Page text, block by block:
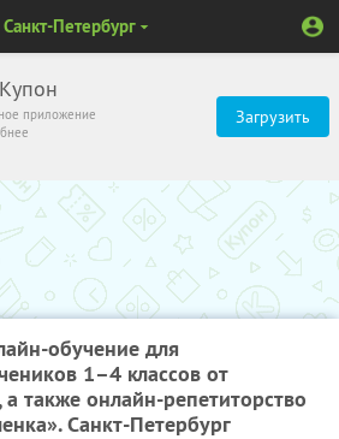
приложение
Загрузить
Санкт-Петербург
обучение для
1–4 классов от
также онлайн-репетиторство
Санкт-Петербург